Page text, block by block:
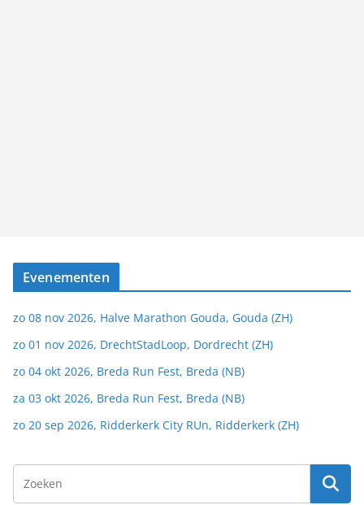
Evenementen
zo 08 nov 2026, Halve Marathon Gouda, Gouda (ZH)
zo 01 nov 2026, DrechtStadLoop, Dordrecht (ZH)
zo 04 okt 2026, Breda Run Fest, Breda (NB)
za 03 okt 2026, Breda Run Fest, Breda (NB)
zo 20 sep 2026, Ridderkerk City RUn, Ridderkerk (ZH)